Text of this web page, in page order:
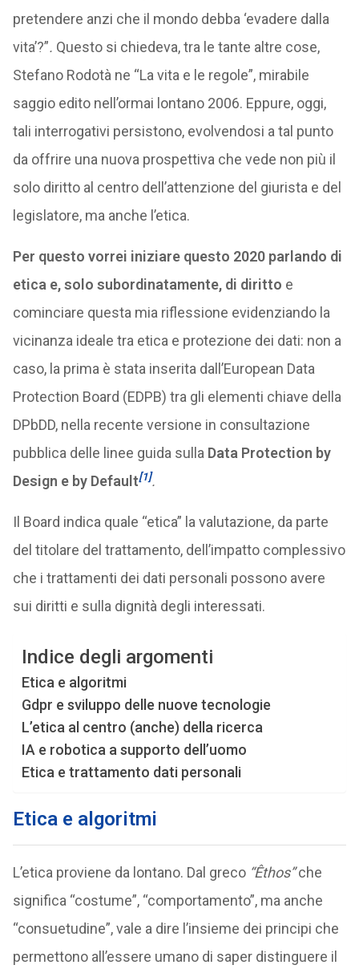
pretendere anzi che il mondo debba ‘evadere dalla
vita’?”. Questo si chiedeva, tra le tante altre cose,
Stefano Rodotà ne “La vita e le regole”, mirabile
saggio edito nell’ormai lontano 2006. Eppure, oggi,
tali interrogativi persistono, evolvendosi a tal punto
da offrire una nuova prospettiva che vede non più il
solo diritto al centro dell’attenzione del giurista e del
legislatore, ma anche l’etica.
Per questo vorrei iniziare questo 2020 parlando di
etica e, solo subordinatamente, di diritto e
cominciare questa mia riflessione evidenziando la
vicinanza ideale tra etica e protezione dei dati: non a
caso, la prima è stata inserita dall’European Data
Protection Board (EDPB) tra gli elementi chiave della
DPbDD, nella recente versione in consultazione
pubblica delle linee guida sulla Data Protection by
Design e by Default[1].
Il Board indica quale “etica” la valutazione, da parte
del titolare del trattamento, dell’impatto complessivo
che i trattamenti dei dati personali possono avere
sui diritti e sulla dignità degli interessati.
Indice degli argomenti
Etica e algoritmi
Gdpr e sviluppo delle nuove tecnologie
L’etica al centro (anche) della ricerca
IA e robotica a supporto dell’uomo
Etica e trattamento dati personali
Etica e algoritmi
L’etica proviene da lontano. Dal greco “Êthos”che
significa “costume”, “comportamento”, ma anche
“consuetudine”, vale a dire l’insieme dei principi che
permettono all’essere umano di saper distinguere il